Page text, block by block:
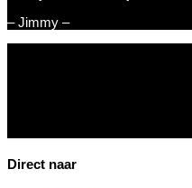
– Jimmy –
Direct naar